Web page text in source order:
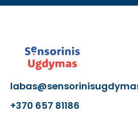
+370 657 81186